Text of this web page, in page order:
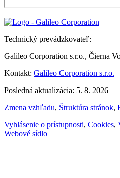
Technický prevádzkovateľ:
Galileo Corporation s.r.o., Čierna
Kontakt: Galileo Corporation s.r.o.
Posledná aktualizácia: 5. 8. 2026
Zmena vzhľadu, Štruktúra stránok,
Vyhlásenie o prístupnosti, Cookies,
Webové sídlo